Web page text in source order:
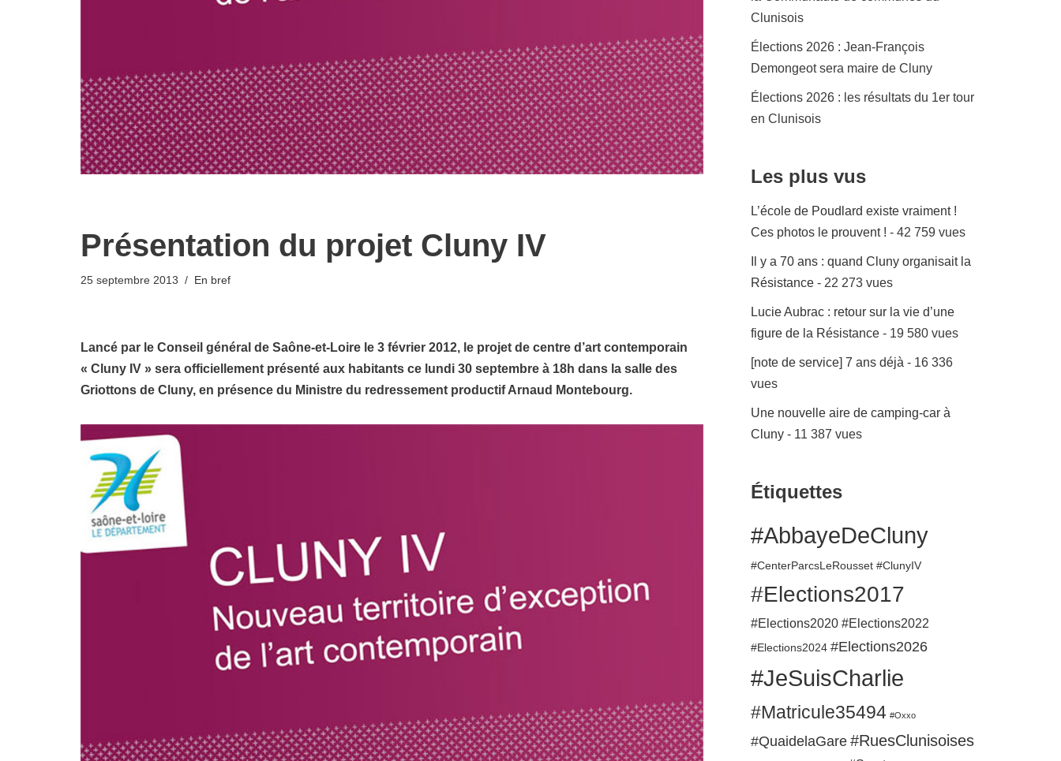
Présentation du projet Cluny IV
25 septembre 2013 En bref
Lancé par le Conseil général de Saône-et-Loire le 3 février 2012, le projet de centre d’art contemporain
« Cluny IV » sera officiellement présenté aux habitants ce lundi 30 septembre à 18h dans la salle des
Griottons de Cluny, en présence du Ministre du redressement productif Arnaud Montebourg.
Clunisois
Élections 2026 : Jean-François
Demongeot sera maire de Cluny
Élections 2026 : les résultats du 1er tour
en Clunisois
Les plus vus
L’école de Poudlard existe vraiment !
Ces photos le prouvent ! - 42 759 vues
Il y a 70 ans : quand Cluny organisait la
Résistance - 22 273 vues
Lucie Aubrac : retour sur la vie d’une
figure de la Résistance - 19 580 vues
[note de service] 7 ans déjà - 16 336
vues
Une nouvelle aire de camping-car à
Cluny - 11 387 vues
Étiquettes
#AbbayeDeCluny
#CenterParcsLeRousset #ClunyIV
#Elections2017
#Elections2020 #Elections2022
#Elections2024 #Elections2026
#JeSuisCharlie
#Matricule35494 #Oxxo
#QuaidelaGare#RuesClunisoises